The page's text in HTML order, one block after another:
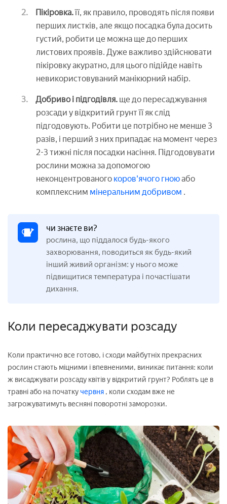
Пікіровка.її, як правило, проводять після появи
перших листків, але якщо посадка була досить
густий, робити це можна ще до перших
листових проявів. Дуже важливо здійснювати
пікіровку акуратно, для цього підійде навіть
невикористовуваний манікюрний набір.
Добриво і підгодівля. ще до пересаджування
розсади у відкритий грунт її як слід
підгодовують. Робити це потрібно не менше 3
разів, і перший з них припадає на момент через
2-3 тижні після посадки насіння. Підгодовувати
рослини можна за допомогою
неконцентрованого коров'ячого гноюабо
комплексним мінеральним добривом .
чи знаєте ви?
рослина, що піддалося будь-якого
захворювання, поводиться як будь-який
інший живий організм: у нього може
підвищитися температура і почастішати
дихання.
Коли пересаджувати розсаду
Коли практично все готово, і сходи майбутніх прекрасних
рослин стають міцними і впевненими, виникає питання: коли
ж висаджувати розсаду квітів у відкритий грунт? Роблять це в
травні або на початку червня , коли сходам вже не
загрожуватимуть весняні поворотні заморозки.